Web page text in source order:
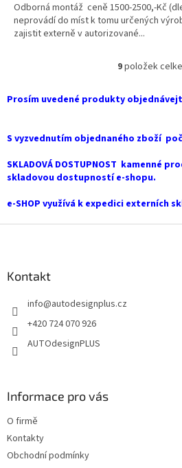
Odborná montáž ceně 1500-2500,-Kč
neprovádí do míst k tomu určených
zajistit externě v autorizované...
O
l
a
í
p
v
y
9položek
Prosím uvedené produkty
S vyzvednutím objednaného zboží
SKLADOVÁ DOSTUPNOST kamenné
skladovou dostupností e-shopu.
e-SHOP využívá k expedici externích
Kontakt
info@autodesignplus.cz
+420 724 070 926
AUTOdesignPLUS
Informace pro vás
O firmě
Kontakty
Obchodní podmínky